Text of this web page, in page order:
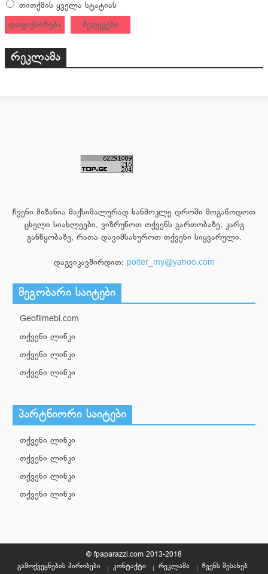
თითქმის ყველა სტატიას
დაფიქსირება
შედეგები
რეკლამა
ჩვენი მიზანია მაქსიმალურად ხანმოკლე დროში მოგაწოდოთ
ცხელი სიახლეები, ვიზრუნოთ თქვენს გართობაზე, კარგ
განწყობაზე, რათა დავიმსახუროთ თქვენი სიყვარული.
დაგვიკავშირდით: polter_my@yahoo.com
მეგობარი საიტები
Geofilmebi.com
თქვენი ლინკი
თქვენი ლინკი
თქვენი ლინკი
პარტნიორი საიტები
თქვენი ლინკი
თქვენი ლინკი
თქვენი ლინკი
თქვენი ლინკი
© fpaparazzi.com 2013-2018
გამოქვეყნების პირობები
კონტაქტი რეკლამა ჩვენს შესახებ